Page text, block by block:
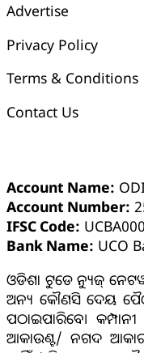
Advertise
Privacy Policy
Terms & Conditions
Contact Us
Account Name:
Account Number:
IFSC Code:
Bank Name: UCO
ଓଡିଶା ଟୁଡେ ନ୍ୟୁଜ୍
ଅନ୍ୟ କୌଣସି ଦେୟ
ପଠାଇପାରିବେ।
ଆକାଉଣ୍ଟ/ ନଗଦ